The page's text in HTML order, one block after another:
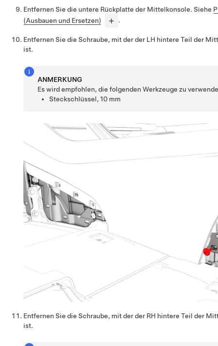
Entfernen Sie die untere Rückplatte der Mittelkonsole. Siehe
(Ausbauen und Ersetzen)
.
Entfernen Sie die Schraube, mit der der LH hintere Teil der
ist.
ANMERKUNG
Es wird empfohlen, die folgenden Werkzeuge zu
Steckschlüssel, 10 mm
Entfernen Sie die Schraube, mit der der RH hintere Teil der
ist.